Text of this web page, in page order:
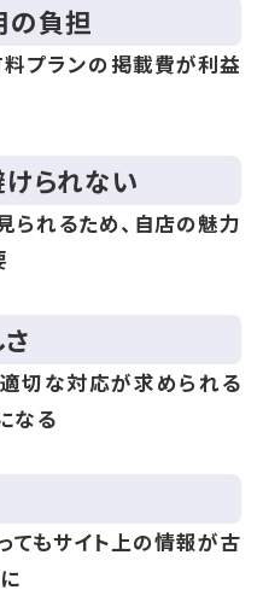
負担
プランの掲載費が利益
られない
られるため、自店の魅力
切な対応が求められる
なる
てもサイト上の情報が古